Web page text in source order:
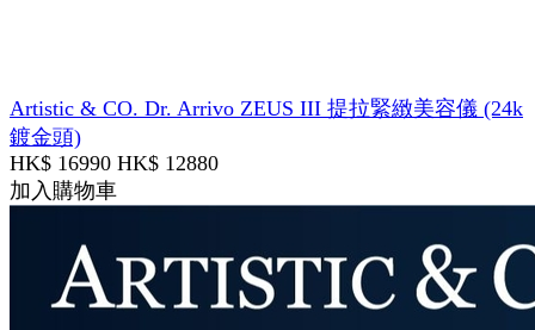
Artistic & CO. Dr. Arrivo ZEUS III 提拉緊緻美容儀 (24k
鍍金頭)
HK$ 16990 HK$ 12880
加入購物車